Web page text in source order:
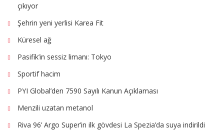
çıkıyor
Şehrin yeni yerlisi Karea Fit
Küresel ağ
Pasifik’in sessiz limanı: Tokyo
Sportif hacim
PYI Global’den 7590 Sayılı Kanun Açıklaması
Menzili uzatan metanol
Riva 96’ Argo Super’in ilk gövdesi La Spezia’da suya indirildi